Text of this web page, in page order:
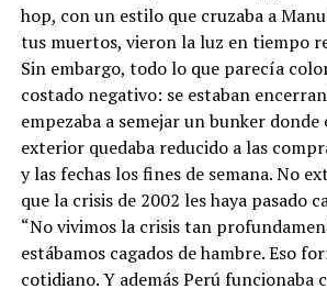
hop, con un estilo que cruzaba a
tus muertos, vieron la luz en tiempo
Sin embargo, todo lo que parecía
costado negativo: se estaban
empezaba a semejar un bunker
exterior quedaba reducido a las
y las fechas los fines de semana. No
que la crisis de 2002 les haya pasado
“No vivimos la crisis tan
estábamos cagados de hambre. Eso
cotidiano. Y además Perú funcionaba